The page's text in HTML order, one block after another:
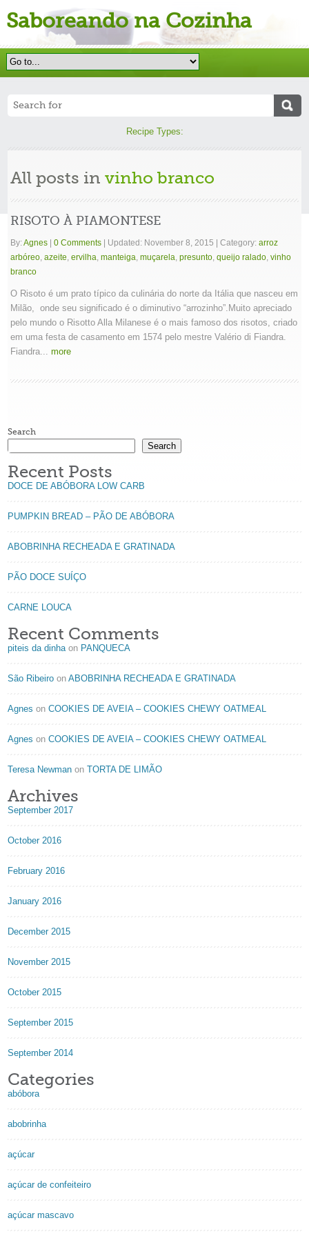
Saboreando na Cozinha
Recipe Types:
All posts invinho branco
RISOTO À PIAMONTESE
By:Agnes 0 Comments Updated: November 8, 2015 Category:arroz
arbóreo,azeite,ervilha,manteiga,muçarela,presunto,queijo ralado,vinho
branco
O Risoto é um prato típico da culinária do norte da Itália que nasceu em
Milão, onde seu significado é o diminutivo “arrozinho”.Muito apreciado
pelo mundo o Risotto Alla Milanese é o mais famoso dos risotos, criado
em uma festa de casamento em 1574 pelo mestre Valério di Fiandra.
Fiandra...more
Search
Search
Recent Posts
DOCE DE ABÓBORA LOW CARB
PUMPKIN BREAD – PÃO DE ABÓBORA
ABOBRINHA RECHEADA E GRATINADA
PÃO DOCE SUÍÇO
CARNE LOUCA
Recent Comments
piteis da dinhaon PANQUECA
São Ribeiro onABOBRINHA RECHEADA E GRATINADA
Agnes onCOOKIES DE AVEIA – COOKIES CHEWY OATMEAL
Agnes onCOOKIES DE AVEIA – COOKIES CHEWY OATMEAL
Teresa Newman onTORTA DE LIMÃO
Archives
September 2017
October 2016
February 2016
January 2016
December 2015
November 2015
October 2015
September 2015
September 2014
Categories
abóbora
abobrinha
açúcar
açúcar de confeiteiro
açúcar mascavo